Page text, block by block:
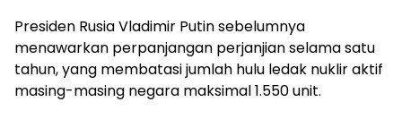
Presiden Rusia Vladimir Putin sebelumnya
menawarkan perpanjangan perjanjian selama satu
tahun, yang membatasi jumlah hulu ledak nuklir aktif
masing-masing negara maksimal 1.550 unit.